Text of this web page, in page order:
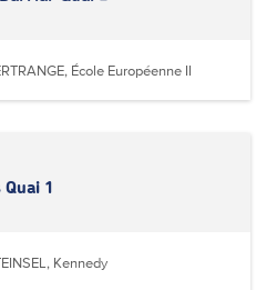
École Européenne II
1
Kennedy